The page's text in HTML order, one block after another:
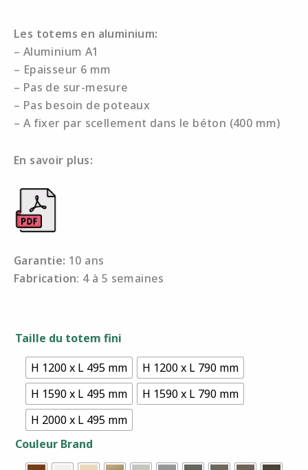
Les totems en aluminium:
– Aluminium A1
– Epaisseur 6 mm
– Pas de sur-mesure
– Pas besoin de poteaux
– A fixer par scellement dans le béton (400 mm)
En savoir plus:
Garantie: 10 ans
Fabrication: 4 à 5 semaines
Taille du totem fini
H 1200 x L 495 mm
H 1200 x L 790 mm
H 1590 x L 495 mm
H 1590 x L 790 mm
H 2000 x L 495 mm
Couleur Brand
de
Julia